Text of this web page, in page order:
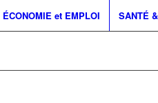
ÉCONOMIE et EMPLOI SANTÉ